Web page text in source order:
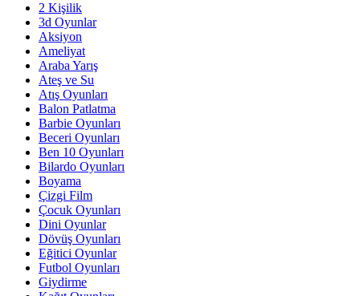
2 Kişilik
3d Oyunlar
Aksiyon
Ameliyat
Araba Yarış
Ateş ve Su
Atış Oyunları
Balon Patlatma
Barbie Oyunları
Beceri Oyunları
Ben 10 Oyunları
Bilardo Oyunları
Boyama
Çizgi Film
Çocuk Oyunları
Dini Oyunlar
Dövüş Oyunları
Eğitici Oyunlar
Futbol Oyunları
Giydirme